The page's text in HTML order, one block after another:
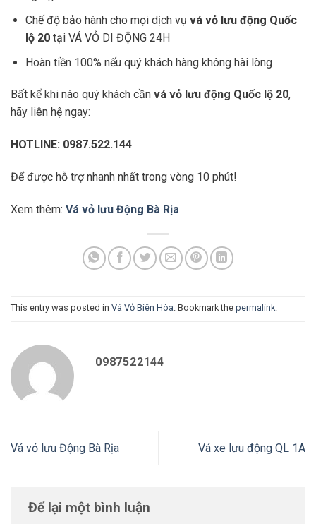
Chế độ bảo hành cho mọi dịch vụ vá vỏ lưu động Quốc
lộ 20tại VÁ VỎ DI ĐỘNG 24H
Hoàn tiền 100% nếu quý khách hàng không hài lòng
Bất kể khi nào quý khách cần vá vỏ lưu động Quốc lộ 20,
hãy liên hệ ngay:
HOTLINE: 0987.522.144
Để được hỗ trợ nhanh nhất trong vòng 10 phút!
Xem thêm: Vá vỏ lưu Động Bà Rịa
This entry was posted in Vá Vỏ Biên Hòa. Bookmark the permalink.
0987522144
Vá vỏ lưu Động Bà Rịa Vá xe lưu động QL 1A
Để lại một bình luận